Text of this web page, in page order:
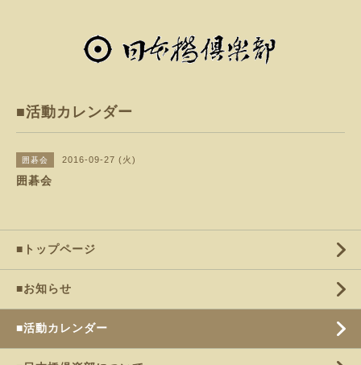
■活動カレンダー
囲碁会 2016-09-27 (火)
囲碁会
■トップページ
■お知らせ
■活動カレンダー